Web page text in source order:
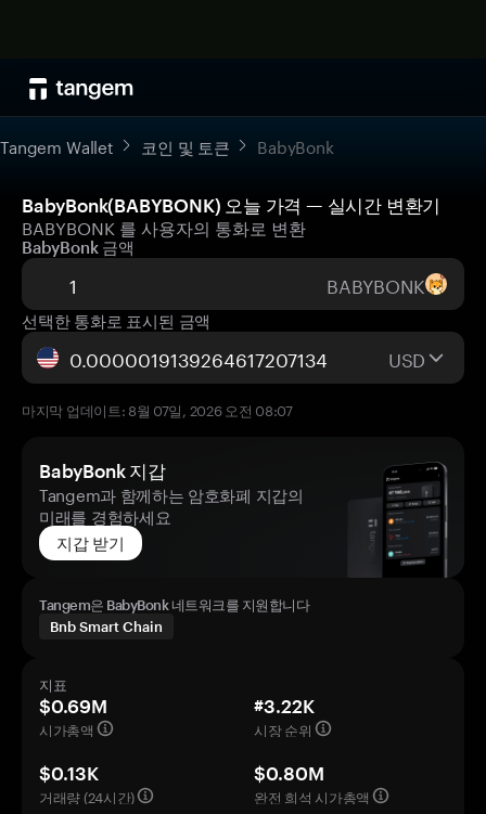
Tangem Wallet 코인 및 토큰 BabyBonk
BabyBonk(BABYBONK) 오늘 가격 — 실시간 변환기
BABYBONK 를 사용자의 통화로 변환
BabyBonk 금액
BABYBONK
선택한 통화로 표시된 금액
USD
마지막 업데이트: 8월 07일, 2026 오전 08:07
BabyBonk 지갑
Tangem과 함께하는 암호화폐 지갑의
미래를 경험하세요
지갑 받기
Tangem은 BabyBonk 네트워크를 지원합니다
Bnb Smart Chain
지표
$0.69M
시가총액
#3.22K
시장 순위
$0.13K
거래량 (24시간)
$0.80M
완전 희석 시가총액